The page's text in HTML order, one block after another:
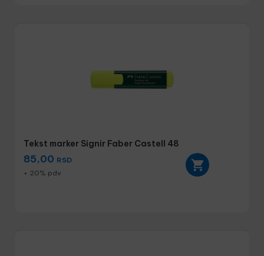
Tekst marker Signir Faber Castell 48
85,00 RSD
+ 20% pdv